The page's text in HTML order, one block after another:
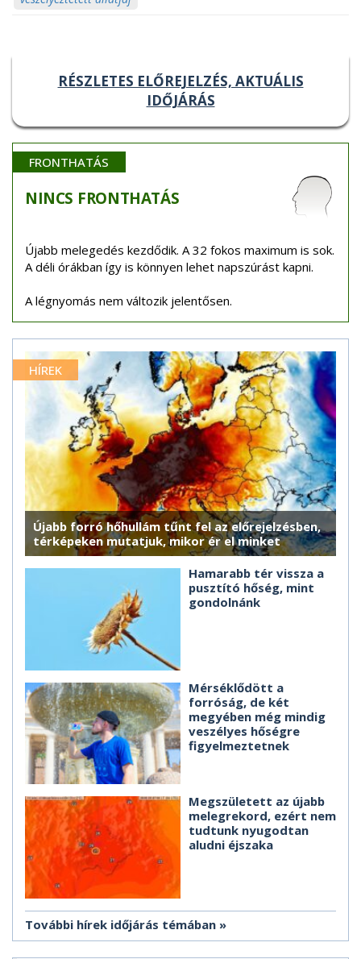
RÉSZLETES ELŐREJELZÉS, AKTUÁLIS
IDŐJÁRÁS
FRONTHATÁS
NINCS FRONTHATÁS
Újabb melegedés kezdődik. A 32 fokos maximum is sok.
A déli órákban így is könnyen lehet napszúrást kapni.
A légnyomás nem változik jelentősen.
HÍREK
Újabb forró hőhullám tűnt fel az előrejelzésben,
térképeken mutatjuk, mikor ér el minket
Hamarabb tér vissza a
pusztító hőség, mint
gondolnánk
Mérséklődött a
forróság, de két
megyében még mindig
veszélyes hőségre
figyelmeztetnek
Megszületett az újabb
melegrekord, ezért nem
tudtunk nyugodtan
aludni éjszaka
További hírek időjárás témában